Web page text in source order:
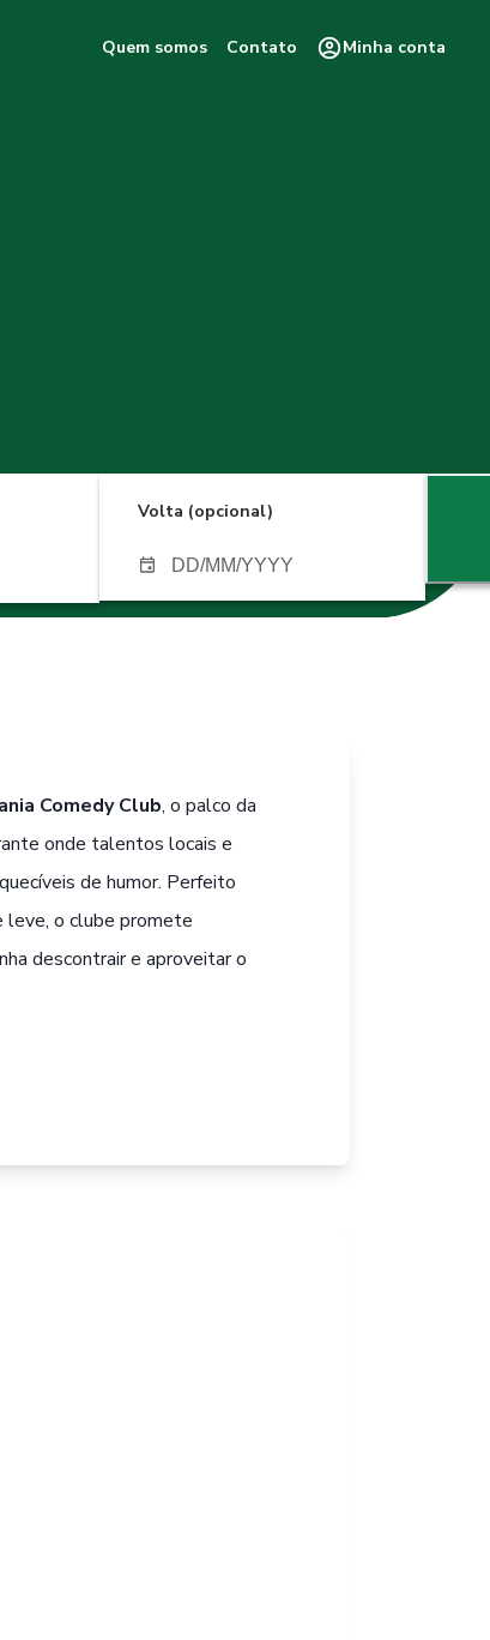
Quem somos Contato Minha conta
Volta (opcional)
Comedy Club, o palco da
onde talentos locais e
de humor. Perfeito
leve, o clube promete
descontrair e aproveitar o